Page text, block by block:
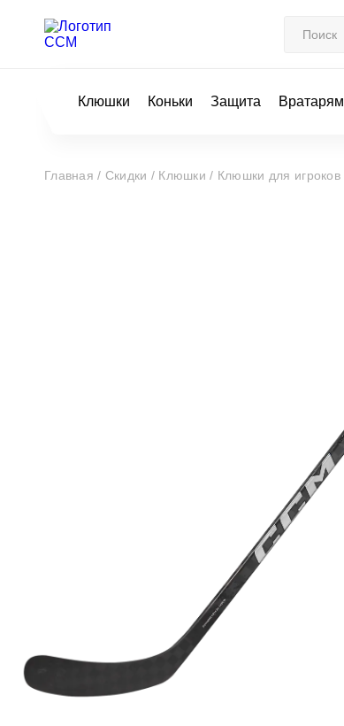
Клюшки Коньки Защита Вратарям
Главная / Скидки / Клюшки / Клюшки для игроков